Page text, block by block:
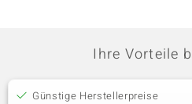
Ihre Vorteile
Günstige Herstellerpreise